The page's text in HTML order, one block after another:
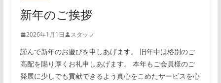
新年のご挨拶
2026年1月1日 スタッフ
謹んで新年のお慶びを申しあげます。 旧年中は格別のご
高配を賜り厚くお礼申しあげます。 本年もご会員様のご
発展に少しでも貢献できるよう真心をこめたサービスを心